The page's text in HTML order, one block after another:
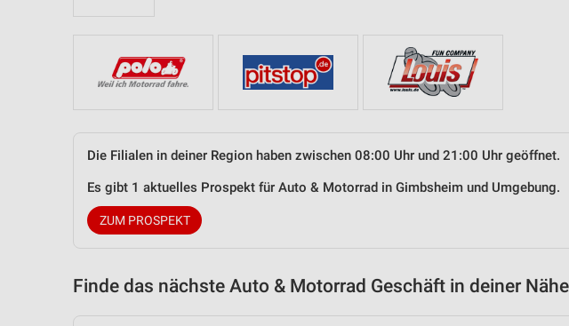
Die Filialen in deiner Region haben zwischen 08:00 Uhr und 21:00 Uhr geöffnet.
Es gibt 1 aktuelles Prospekt für Auto & Motorrad in Gimbsheim und Umgebung.
ZUM PROSPEKT
Finde das nächste Auto & Motorrad Geschäft in deiner Nähe